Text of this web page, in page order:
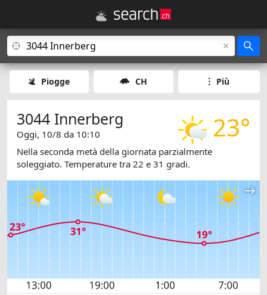
Piogge CH Più
23°
3044 Innerberg
Oggi, 10/8 da 10:10
Nella seconda metà della giornata parzialmente
soleggiato. Temperature tra 22 e 31 gradi.